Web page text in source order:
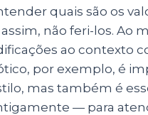
quais são os
assim, não feri-los. Ao
ao contexto
por exemplo, é
mas também é
— para